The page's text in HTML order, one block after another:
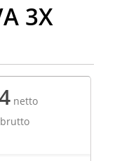
3X
netto